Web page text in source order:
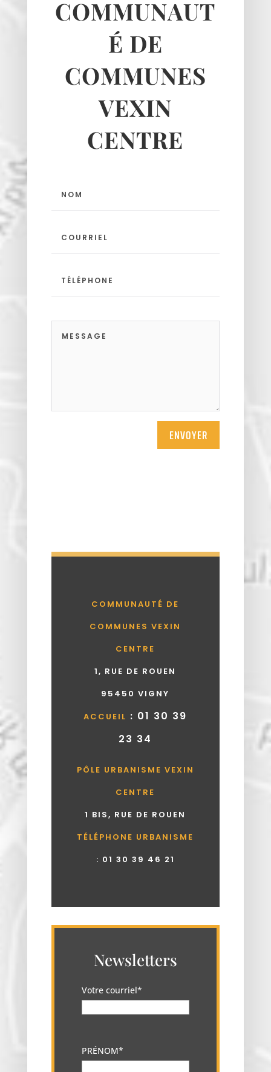
Haravilliers
Le Bellay-en-vexin
Montgeroult
Moussy
Neuilly-en-vexin
Santeuil
Themericourt
Theuville
COMMUNAUT
É DE
COMMUNES
VEXIN
CENTRE
ENVOYER
COMMUNAUTÉ DE
COMMUNES VEXIN
CENTRE
1, RUE DE ROUEN
95450 VIGNY
ACCUEIL : 01 30 39
23 34
PÔLE URBANISME VEXIN
CENTRE
1 BIS, RUE DE ROUEN
TÉLÉPHONE URBANISME
: 01 30 39 46 21
Newsletters
Votre courriel*
PRÉNOM*